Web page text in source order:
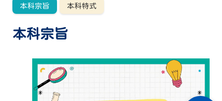
本科宗旨 本科特式
本科宗旨